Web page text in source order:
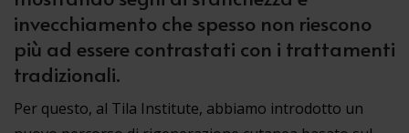
invecchiamento che spesso non riescono
più ad essere contrastati con i trattamenti
tradizionali.
Per questo, al Tila Institute, abbiamo introdotto un